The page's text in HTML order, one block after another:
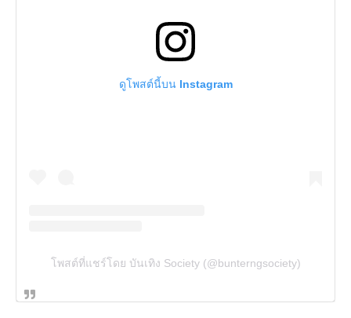
ดูโพสต์นี้บน Instagram
โพสต์ที่แชร์โดย บันเทิง Society (@bunterngsociety)